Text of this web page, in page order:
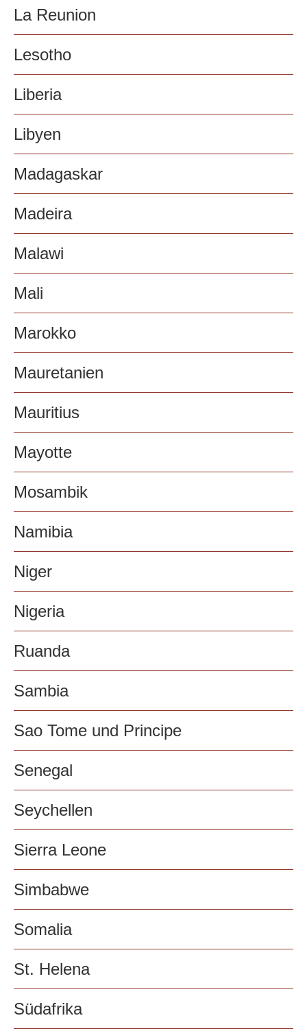
La Reunion
Lesotho
Liberia
Libyen
Madagaskar
Madeira
Malawi
Mali
Marokko
Mauretanien
Mauritius
Mayotte
Mosambik
Namibia
Niger
Nigeria
Ruanda
Sambia
Sao Tome und Principe
Senegal
Seychellen
Sierra Leone
Simbabwe
Somalia
St. Helena
Südafrika